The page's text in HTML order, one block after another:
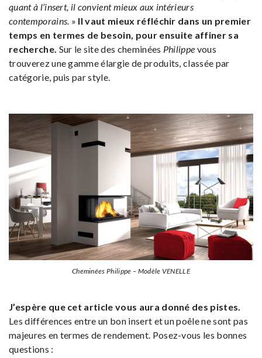
quant à l’insert, il convient mieux aux intérieurs
contemporains. » Il vaut mieux réfléchir dans un premier
temps en termes de besoin, pour ensuite affiner sa
recherche. Sur le site des cheminées Philippe vous
trouverez une gamme élargie de produits, classée par
catégorie, puis par style.
Cheminées Philippe – Modèle VENELLE
J’espère que cet article vous aura donné des pistes.
Les différences entre un bon insert et un poêle ne sont pas
majeures en termes de rendement. Posez-vous les bonnes
questions :